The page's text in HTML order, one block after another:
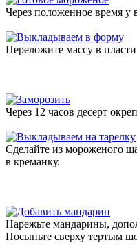
Через положенное время у
Переложите массу в
Через 12 часов десерт
Сделайте из мороженого
в креманку.
Нарежьте мандарины,
Посыпьте сверху тертым